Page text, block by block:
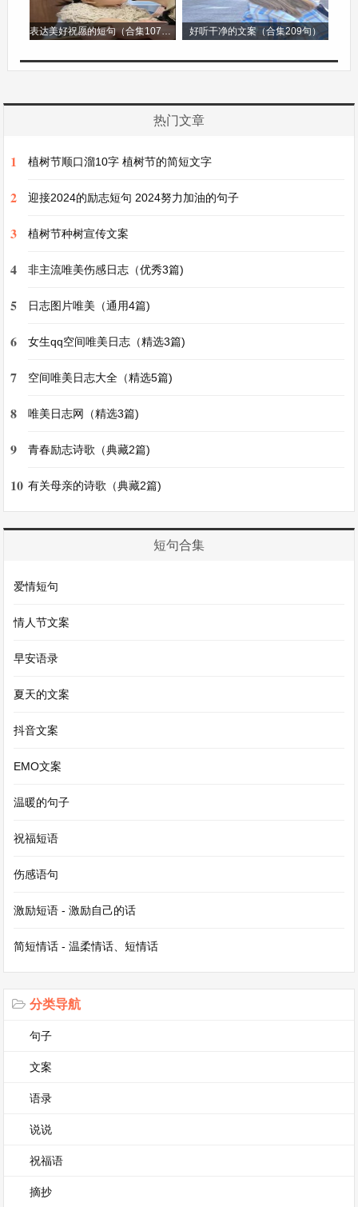
道路。我爱我的妈妈，这份爱，深沉而又热烈，永
远不会褪色。
我的妈妈作文第2篇
我的妈妈作文
写满了故事和深情。
美丽的人。她有一头乌黑的长发，那头发像是被岁
月的画笔轻轻描绘过，偶尔能看到几缕银丝在其中
她的脸上总是带着淡淡的微笑，那笑容就像春天的
阳光，能驱散我心中所有的阴霾。
妈妈是一个勤劳的人。每天清晨，当第一缕阳光还
未完全照亮房间，她就已经起床开始为一家人准备
美妙的晨曲。她总是精心地准备着每一道食物，那
家务，打扫房间、洗衣服、买菜做饭，这些看似琐
坐在台灯下，一边打着毛衣，一边陪着我写作业，
那有节奏的针线穿梭声，仿佛是在诉说着她对家庭
妈妈也是一个非常有耐心的人。当我在学习上遇到
语气给我解释。记得有一次，我在数学题上卡壳
了，那道题就像一个顽固的堡垒，怎么也攻克不
我讲解，直到我终于理解了那道题。她的耐心就像
一盏明灯，照亮了我求知的道路。
在生活中，妈妈还是我的知心朋友。当我遇到烦恼
或者不开心的事情时，我总是第一个找她倾诉。她
会静静地听我说完，然后给我最中肯的建议和最温
暖的拥抱。有一次我在学校和同学发生了矛盾，回
听后，先是安慰我，告诉我同学之间难免会有摩
擦，然后又给我分析应该如何处理这种情况。在她
的开导下，我的心情渐渐好了起来，也知道了以后
我的妈妈，她就是这样一个平凡而又伟大的人。她
表达美好祝愿的短句（合集107句） 好听干净的文案（合集209句）
热门文章
1 植树节顺口溜10字 植树节的简短文字
2 迎接2024的励志短句 2024努力加油的句子
3 植树节种树宣传文案
4 非主流唯美伤感日志（优秀3篇)
5 日志图片唯美（通用4篇)
6 女生qq空间唯美日志（精选3篇)
7 空间唯美日志大全（精选5篇)
8 唯美日志网（精选3篇)
9 青春励志诗歌（典藏2篇)
10 有关母亲的诗歌（典藏2篇)
短句合集
爱情短句
情人节文案
早安语录
夏天的文案
抖音文案
EMO文案
温暖的句子
祝福短语
伤感语句
激励短语 - 激励自己的话
简短情话 - 温柔情话、短情话
分类导航
句子
文案
语录
说说
祝福语
摘抄